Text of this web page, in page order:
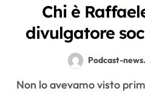
Chi è
divulgatore
Berlinguer
Podcast-
Non lo avevamo visto prima e forse non avevamo